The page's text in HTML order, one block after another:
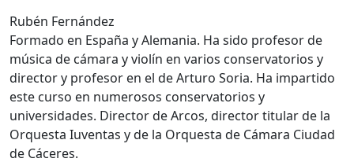
Rubén Fernández
Formado en España y Alemania. Ha sido profesor de
música de cámara y violín en varios conservatorios y
director y profesor en el de Arturo Soria. Ha impartido
este curso en numerosos conservatorios y
universidades. Director de Arcos, director titular de la
Orquesta Iuventas y de la Orquesta de Cámara Ciudad
de Cáceres.